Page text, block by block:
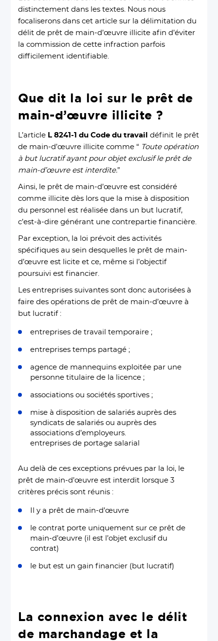
distinctement dans les textes. Nous nous
focaliserons dans cet article sur la délimitation du
délit de prêt de main-d’œuvre illicite afin d’éviter
la commission de cette infraction parfois
difficilement identifiable.
Que dit la loi sur le prêt de
main-d’œuvre illicite ?
L’article L 8241-1 du Code du travail
définit le prêt
de main-d’œuvre illicite comme “ Toute opération
à but lucratif ayant pour objet exclusif le prêt de
main-d’œuvre est interdite.”
Ainsi, le prêt de main-d’œuvre est considéré
comme illicite dès lors que la mise à disposition
du personnel est réalisée dans un but lucratif,
c’est-à-dire générant une contrepartie financière.
Par exception, la loi prévoit des activités
spécifiques au sein desquelles le prêt de main-
d’œuvre est licite et ce, même si l’objectif
poursuivi est financier.
Les entreprises suivantes sont donc autorisées à
faire des opérations de prêt de main-d’œuvre à
but lucratif :
entreprises de travail temporaire ;
entreprises temps partagé ;
agence de mannequins exploitée par une
personne titulaire de la licence ;
associations ou sociétés sportives ;
mise à disposition de salariés auprès des
syndicats de salariés ou auprès des
associations d’employeurs.
entreprises de portage salarial
Au delà de ces exceptions prévues par la loi, le
prêt de main-d’œuvre est interdit lorsque 3
critères précis sont réunis :
Il y a prêt de main-d’œuvre
le contrat porte uniquement sur ce prêt de
main-d’œuvre (il est l’objet exclusif du
contrat)
le but est un gain financier (but lucratif)
La connexion avec le délit
de marchandage et la